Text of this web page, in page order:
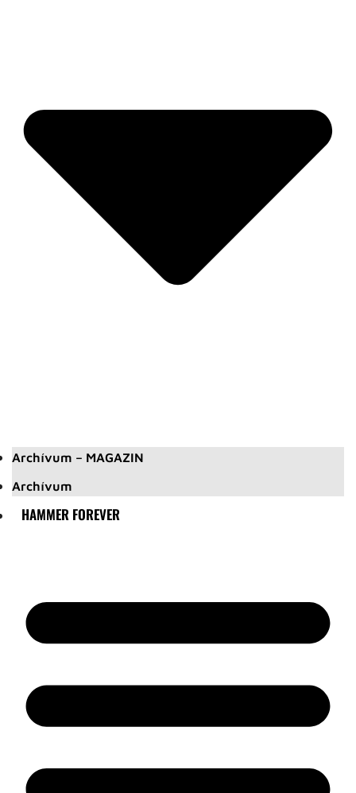
Archívum – MAGAZIN
Archívum
HAMMER FOREVER